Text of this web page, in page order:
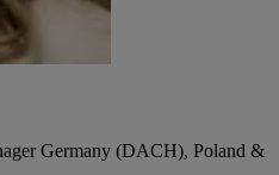
Germany (DACH), Poland &